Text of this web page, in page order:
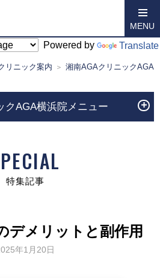
Powered by Translate
MENU
リニック案内 湘南AGAクリニックAGA
クAGA横浜院メニュー
特集記事
デメリットと副作用
年1月20日